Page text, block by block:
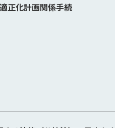
正化計画関係手続